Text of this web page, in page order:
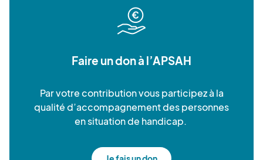
Faire un don à l’APSAH
Par votre contribution vous participez à la
qualité d’accompagnement des personnes
en situation de handicap.